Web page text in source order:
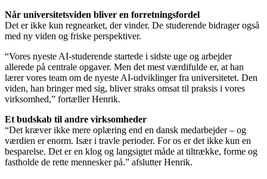
Når universitetsviden bliver en forretningsfordel
Det er ikke kun regnearket, der vinder. De studerende bidrager også
med ny viden og friske perspektiver.
“Vores nyeste AI-studerende startede i sidste uge og arbejder
allerede på centrale opgaver. Men det mest værdifulde er, at han
lærer vores team om de nyeste AI-udviklinger fra universitetet. Den
viden, han bringer med sig, bliver straks omsat til praksis i vores
virksomhed,” fortæller Henrik.
Et budskab til andre virksomheder
“Det kræver ikke mere oplæring end en dansk medarbejder – og
værdien er enorm. Især i travle perioder. For os er det ikke kun en
besparelse. Det er en klog og langsigtet måde at tiltrække, forme og
fastholde de rette mennesker på.” afslutter Henrik.